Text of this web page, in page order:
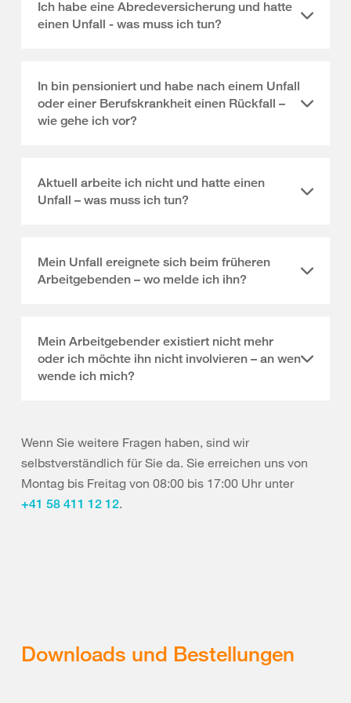
Ich habe eine Abredeversicherung und hatte
einen Unfall - was muss ich tun?
In bin pensioniert und habe nach einem Unfall
oder einer Berufskrankheit einen Rückfall –
wie gehe ich vor?
Aktuell arbeite ich nicht und hatte einen
Unfall – was muss ich tun?
Mein Unfall ereignete sich beim früheren
Arbeitgebenden – wo melde ich ihn?
Mein Arbeitgebender existiert nicht mehr
oder ich möchte ihn nicht involvieren – an wen
wende ich mich?
Wenn Sie weitere Fragen haben, sind wir
selbstverständlich für Sie da. Sie erreichen uns von
Montag bis Freitag von 08:00 bis 17:00 Uhr unter
+41 58 411 12 12.
Downloads und Bestellungen